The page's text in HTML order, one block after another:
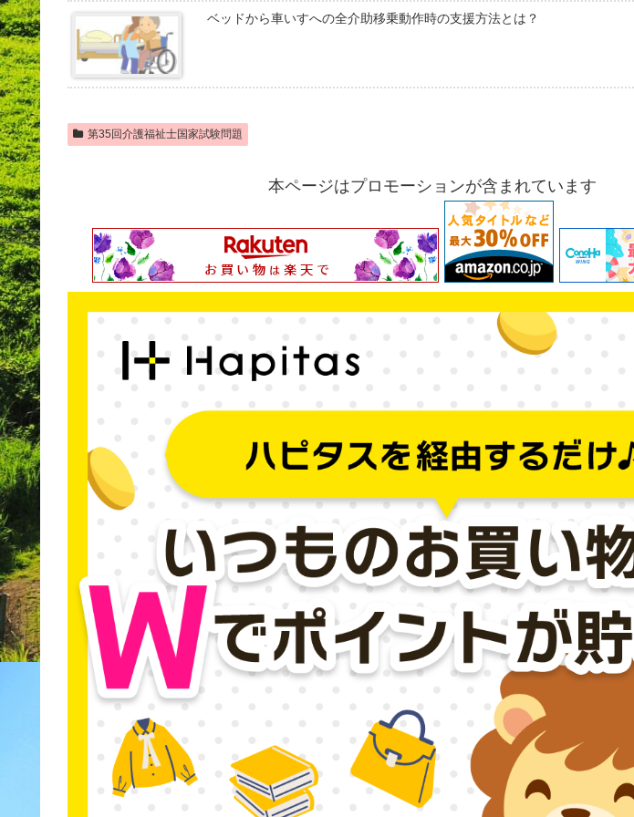
ベッドから車いすへの全介助移乗動作時の支援方法とは？
第35回介護福祉士国家試験問題
本ページはプロモーションが含まれています